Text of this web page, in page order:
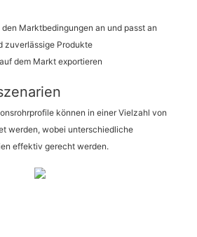
Marktbedingungen an und passt an
zuverlässige Produkte
dem Markt exportieren
können in einer Vielzahl von
werden, wobei unterschiedliche
effektiv gerecht werden.